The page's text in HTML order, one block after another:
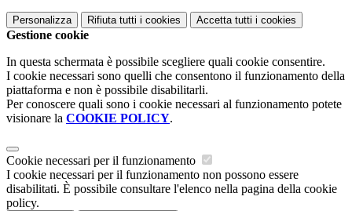
Personalizza Rifiuta tutti i cookies Accetta tutti i cookies
Gestione cookie
In questa schermata è possibile scegliere quali cookie consentire.
I cookie necessari sono quelli che consentono il funzionamento della
piattaforma e non è possibile disabilitarli.
Per conoscere quali sono i cookie necessari al funzionamento potete
visionare la COOKIE POLICY.
Cookie necessari per il funzionamento
I cookie necessari per il funzionamento non possono essere
disabilitati. È possibile consultare l'elenco nella pagina della cookie
policy.